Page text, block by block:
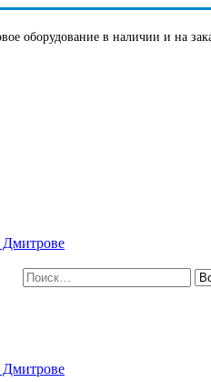
оборудование в наличии и на